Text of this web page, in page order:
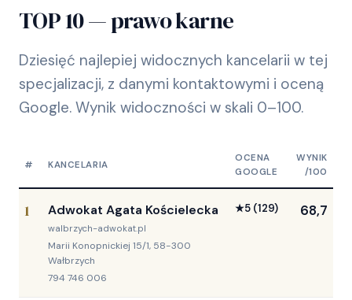
TOP 10 — prawo karne
Dziesięć najlepiej widocznych kancelarii w tej
specjalizacji, z danymi kontaktowymi i oceną
Google. Wynik widoczności w skali 0–100.
# KANCELARIA
OCENA
GOOGLE
WYNIK
/100
1 Adwokat Agata Kościelecka
walbrzych-adwokat.pl
Marii Konopnickiej 15/1, 58-300
Wałbrzych
794 746 006
★5 (129) 68,7